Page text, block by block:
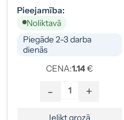
Pieejamība:
Noliktavā
Piegāde 2-3 darba
dienās
CENA:1.14€
- +
Ielikt grozā